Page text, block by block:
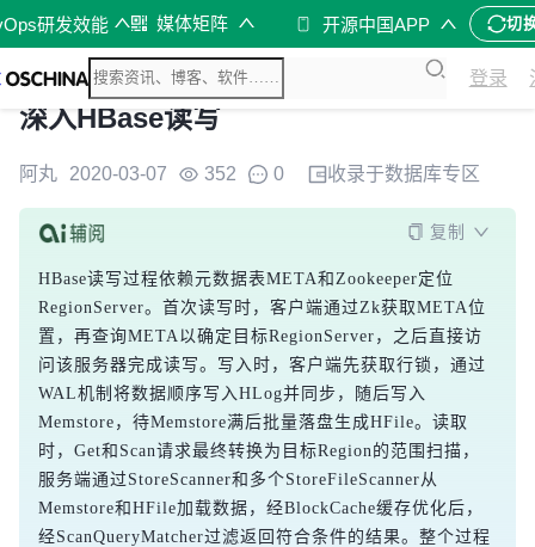
研发效能 媒体矩阵 开源中国APP 切
登录
深入HBase读写
阿丸 2020-03-07 352 0 收录于数据库专区
复制
HBase读写过程依赖元数据表META和Zookeeper定位
RegionServer。首次读写时，客户端通过Zk获取META位
置，再查询META以确定目标RegionServer，之后直接访
问该服务器完成读写。写入时，客户端先获取行锁，通过
WAL机制将数据顺序写入HLog并同步，随后写入
Memstore，待Memstore满后批量落盘生成HFile。读取
时，Get和Scan请求最终转换为目标Region的范围扫描，
服务端通过StoreScanner和多个StoreFileScanner从
Memstore和HFile加载数据，经BlockCache缓存优化后，
经ScanQueryMatcher过滤返回符合条件的结果。整个过程